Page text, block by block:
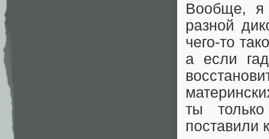
Вообще, я
разной
чего-то
а если
ты
поставили